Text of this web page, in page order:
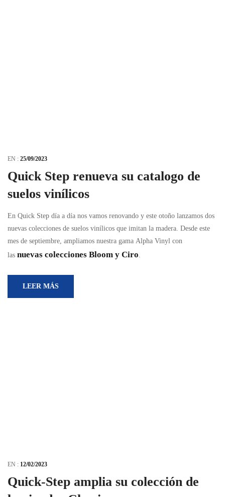
EN : 25/09/2023
Quick Step renueva su catalogo de
suelos vinílicos
En Quick Step día a día nos vamos renovando y este otoño lanzamos dos
nuevas colecciones de suelos vinílicos que imitan la madera. Desde este
mes de septiembre, ampliamos nuestra gama Alpha Vinyl con
las nuevas colecciones Bloom y Ciro
LEER MÁS
EN : 12/02/2023
Quick-Step amplia su colección de